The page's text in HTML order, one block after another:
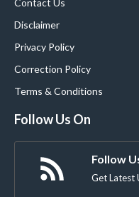
Disclaimer
Privacy Policy
Correction Policy
Terms & Conditions
Follow Us On
Follow
Get Latest